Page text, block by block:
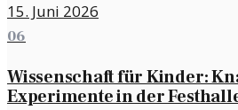
15. Juni 2026
06
Wissenschaft für Kinder:
Experimente in der